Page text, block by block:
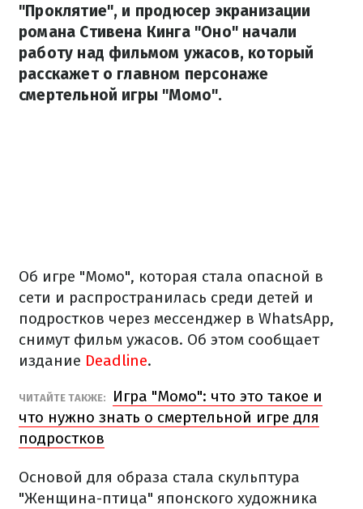
"Проклятие", и продюсер экранизации
романа Стивена Кинга "Оно" начали
работу над фильмом ужасов, который
расскажет о главном персонаже
смертельной игры "Момо".
Об игре "Момо", которая стала опасной в
сети и распространилась среди детей и
подростков через мессенджер в WhatsApp,
снимут фильм ужасов. Об этом сообщает
издание Deadline.
ЧИТАЙТЕ ТАКЖЕ:
Игра "Момо": что это такое и
что нужно знать о смертельной игре для
подростков
Основой для образа стала скульптура
"Женщина-птица" японского художника